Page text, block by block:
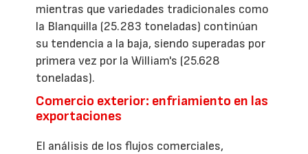
mientras que variedades tradicionales como
la Blanquilla (25.283 toneladas) continúan
su tendencia a la baja, siendo superadas por
primera vez por la William's (25.628
toneladas).
Comercio exterior: enfriamiento en las
exportaciones
El análisis de los flujos comerciales,